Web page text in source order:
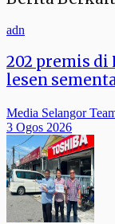
adn
202 premis di
lesen
Media Selangor
3 Ogos 2026